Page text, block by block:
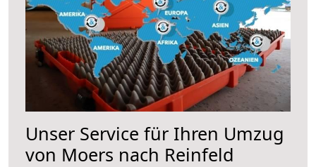
Unser Service für Ihren Umzug
von Moers nach Reinfeld